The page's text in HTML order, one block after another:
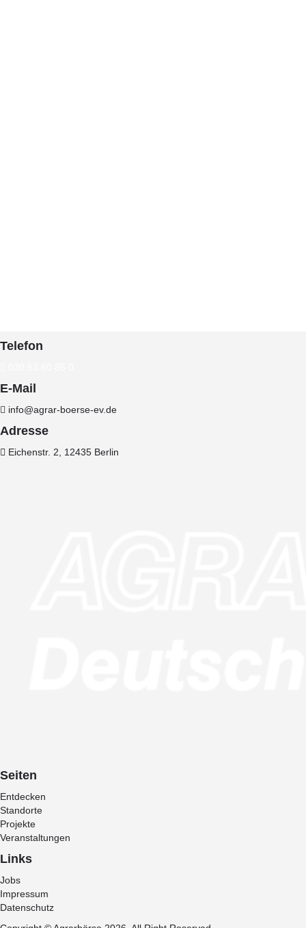
Telefon
E-Mail
info@agrar-boerse-ev.de
Adresse
Eichenstr. 2, 12435 Berlin
Seiten
Entdecken
Standorte
Projekte
Veranstaltungen
Links
Jobs
Impressum
Datenschutz